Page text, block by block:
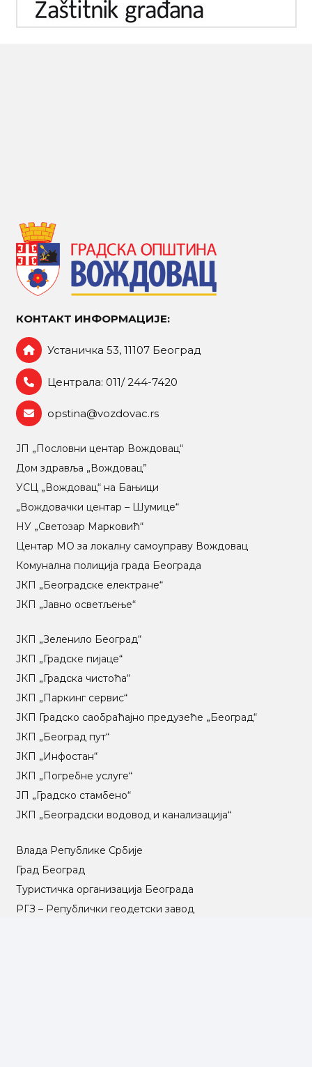
КОНТАКТ ИНФОРМАЦИЈЕ:
Устаничка 53, 11107 Београд
Централа: 011/ 244-7420
opstina@vozdovac.rs
ЈП „Пословни центар Вождовац“
Дом здравља „Вождовац”
УСЦ „Вождовац“ на Бањици
„Вождовачки центар – Шумице“
НУ „Светозар Марковић“
Центар МO за локалну самоуправу Вождовац
Комунална полиција града Београда
ЈКП „Београдске електране“
ЈКП „Јавно осветљење“
ЈКП „Зеленило Београд“
ЈКП „Градске пијаце“
ЈКП „Градска чистоћа“
ЈКП „Паркинг сервис“
ЈКП Градско саобраћајно предузеће „Београд“
ЈКП „Београд пут“
ЈКП „Инфостан“
ЈКП „Погребне услуге“
ЈП „Градско стамбено“
ЈКП „Београдски водовод и канализација“
Влада Републике Србије
Град Београд
Туристичка организација Београда
РГЗ – Републички геодетски завод